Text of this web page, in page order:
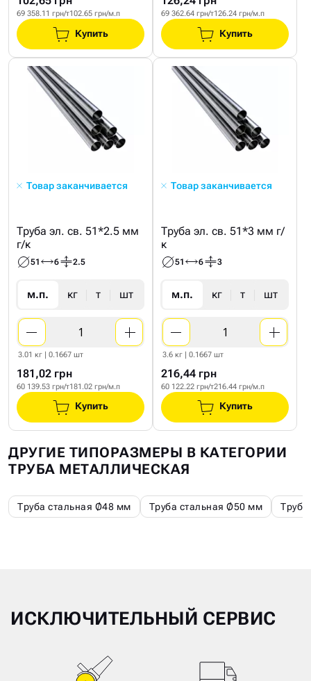
69 358.11 грн/т102.65 грн/м.п
Купить
69 362.64 грн/т126.24 грн/м.п
Купить
Товар заканчивается
Труба эл. св. 51*2.5 мм
г/к
51 6 2.5
м.п. кг т шт
3.01 кг | 0.1667 шт
181,02 грн
60 139.53 грн/т181.02 грн/м.п
Купить
Товар заканчивается
Труба эл. св. 51*3 мм г/
к
51 6 3
м.п. кг т шт
3.6 кг | 0.1667 шт
216,44 грн
60 122.22 грн/т216.44 грн/м.п
Купить
ДРУГИЕ ТИПОРАЗМЕРЫ В КАТЕГОРИИ
ТРУБА МЕТАЛЛИЧЕСКАЯ
Труба стальная Ø48 мм Труба стальная Ø50 мм
ИСКЛЮЧИТЕЛЬНЫЙ СЕРВИС